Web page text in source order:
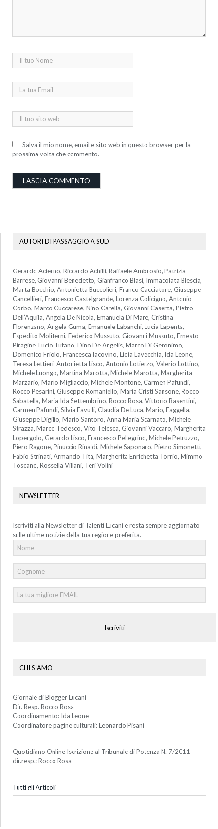
Salva il mio nome, email e sito web in questo browser per la
prossima volta che commento.
AUTORI DI PASSAGGIO A SUD
Gerardo Acierno, Riccardo Achilli, Raffaele Ambrosio, Patrizia
Barrese, Giovanni Benedetto, Gianfranco Blasi, Immacolata Blescia,
Marta Bocchio, Antonietta Buccolieri, Franco Cacciatore, Giuseppe
Cancellieri, Francesco Castelgrande, Lorenza Colicigno, Antonio
Corbo, Marco Cuccarese, Nino Carella, Giovanni Caserta, Pietro
Dell’Aquila, Angela De Nicola, Emanuela Di Mare, Cristina
Florenzano, Angela Guma, Emanuele Labanchi, Lucia Lapenta,
Espedito Moliterni, Federico Mussuto, Giovanni Mussuto, Ernesto
Piragine, Lucio Tufano, Dino De Angelis, Marco Di Geronimo,
Domenico Friolo, Francesca Iacovino, Lidia Lavecchia, Ida Leone,
Teresa Lettieri, Antonietta Lisco, Antonio Lotierzo, Valerio Lottino,
Michele Luongo, Martina Marotta, Michele Marotta, Margherita
Marzario, Mario Migliaccio, Michele Montone, Carmen Pafundi,
Rocco Pesarini, Giuseppe Romaniello, Maria Cristi Sansone, Rocco
Sabatella, Maria Ida Settembrino, Rocco Rosa, Vittorio Basentini,
Carmen Pafundi, Silvia Favulli, Claudia De Luca, Mario, Faggella,
Giuseppe Digilio, Mario Santoro, Anna Maria Scarnato, Michele
Strazza, Marco Tedesco, Vito Telesca, Giovanni Vaccaro, Margherita
Lopergolo, Gerardo Lisco, Francesco Pellegrino, Michele Petruzzo,
Piero Ragone, Pinuccio Rinaldi, Michele Saponaro, Pietro Simonetti,
Fabio Strinati, Armando Tita, Margherita Enrichetta Torrio, Mimmo
Toscano, Rossella Villani, Teri Volini
NEWSLETTER
Iscriviti alla Newsletter di Talenti Lucani e resta sempre aggiornato
sulle ultime notizie della tua regione preferita.
Iscriviti
CHI SIAMO
Giornale di Blogger Lucani
Dir. Resp. Rocco Rosa
Coordinamento: Ida Leone
Coordinatore pagine culturali: Leonardo Pisani
Quotidiano Online Iscrizione al Tribunale di Potenza N. 7/2011
dir.resp.: Rocco Rosa
Tutti gli Articoli